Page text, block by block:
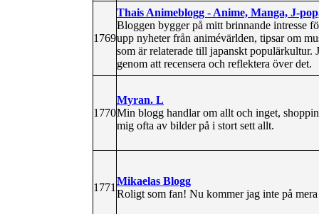
1769
Thais Animeblogg - Anime, Manga, J-
Bloggen bygger på mitt brinnande intresse
upp nyheter från animévärlden, tipsar om
som är relaterade till japanskt populärkultur.
genom att recensera och reflektera över det.
1770
Myran. L
Min blogg handlar om allt och inget,
mig ofta av bilder på i stort sett allt.
1771
Mikaelas Blogg
Roligt som fan! Nu kommer jag inte på